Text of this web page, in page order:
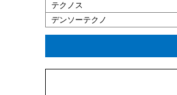
テクノス
デンソーテクノ